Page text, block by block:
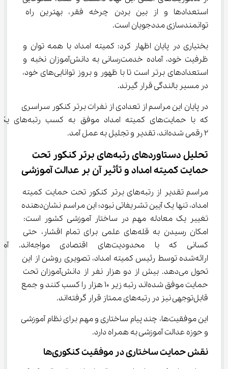
استعدادها و از بین بردن چرخه فقر، بهترین راه
توانمندسازی مددجویان است.
بختیاری در پایان اظهار کرد: کمیته امداد با همه توان و
ظرفیت خود، آماده خدمت‌رسانی به دانش‌آموزان نخبه و
استعدادهای برتر است تا با ظهور و بروز توانایی‌های خود،
در مسیر بالندگی قرار گیرند.
در پایان این مراسم از تعدادی از نفرات برتر کنکور سراسری
که با حمایت‌های کمیته امداد موفق
۲ رقمی شده‌اند، تقدیر و تجلیل به عمل آمد.
تحلیل دستاوردهای رتبه‌های برتر کنکور تحت
حمایت کمیته امداد و تأثیر آن بر عدالت آموزشی
مراسم تقدیر از رتبه‌های برتر کنکور تحت حمایت کمیته
امداد، تنها یک آیین تشریفاتی نبود؛ این مراسم نشان‌دهنده
تغییر یک معادله مهم در ساختار آموزشی کشور است:
امکان رسیدن به قله‌های علمی برای تمام اقشار، حتی
کسانی که با محدودیت‌های اقتصادی
ارائه‌شده توسط رئیس کمیته امداد، تصویری روشن از این
تحول می‌دهد. بیش از دو هزار نفر از دانش‌آموزان تحت
حمایت موفق شده‌اند رتبه زیر ۱۰ هزار را کسب کنند و جمع
قابل‌توجهی نیز در رتبه‌های ممتاز قرار گرفته‌اند.
این موفقیت‌ها، چند پیام ساختاری و مهم برای نظام آموزشی
و حوزه عدالت آموزشی به همراه دارد.
نقش حمایت ساختاری در موفقیت کنکوری‌ها